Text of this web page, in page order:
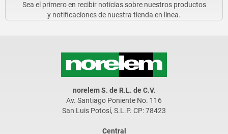
Sea el primero en recibir noticias sobre nuestros productos
y notificaciones de nuestra tienda en línea.
norelem S. de R.L. de C.V.
Av. Santiago Poniente No. 116
San Luis Potosí, S.L.P. CP: 78423
Central